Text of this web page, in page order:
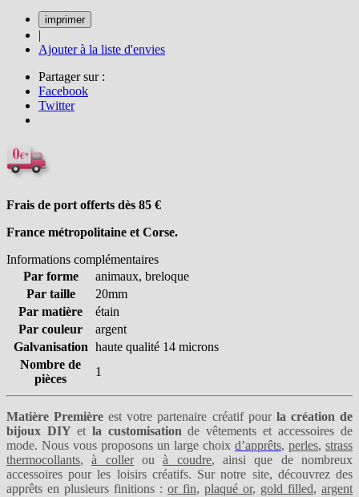
|
Ajouter à la liste d'envies
Partager sur :
Facebook
Twitter
Frais de port offerts dès 85 €
France métropolitaine et Corse.
Informations complémentaires
Par forme
animaux, breloque
Par taille
20mm
Par matière
étain
Par couleur
argent
Galvanisation haute qualité 14 microns
Nombre de
pièces
1
Matière Première est votre partenaire créatif pourla création de
bijoux DIY etla customisation de vêtements et accessoires de
mode. Nous vous proposons un large choix d’apprêts, perles, strass
thermocollants,à collerouà coudre, ainsi que de nombreux
accessoires pour les loisirs créatifs. Sur notre site, découvrez des
apprêts en plusieurs finitions : or fin, plaqué or, gold filled, argent